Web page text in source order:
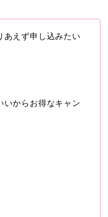
あえず申し込みたい
いからお得なキャン